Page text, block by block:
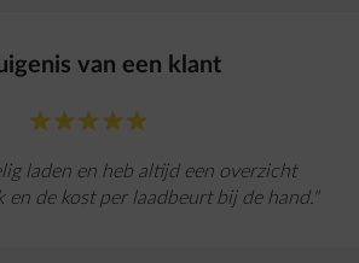
van een klant​
star-fill star-fill star-fill star-fill star-fill
laden en heb altijd een overzicht
en de kost per laadbeurt bij de hand."